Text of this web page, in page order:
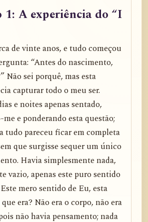
1: A experiência do “I
de vinte anos, e tudo começou
“Antes do nascimento,
Não sei porquê, mas esta
capturar todo o meu ser.
e noites apenas sentado,
e ponderando esta questão;
tudo pareceu ficar em completa
que surgisse sequer um único
Havia simplesmente nada,
vazio, apenas este puro sentido
mero sentido de Eu, esta
era? Não era o corpo, não era
não havia pensamento; nada